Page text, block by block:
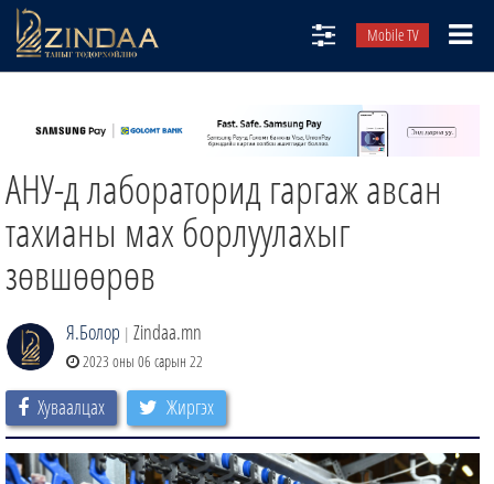
Mobile TV
ТВ8
ӨГЛӨӨНИЙ СОНИН
АУДИО ЗОХИОЛ
АНУ-д лабораторид гаргаж авсан
тахианы мах борлуулахыг
зөвшөөрөв
Я.Болор | Zindaa.mn
2023 оны 06 сарын 22
Хуваалцах Жиргэх